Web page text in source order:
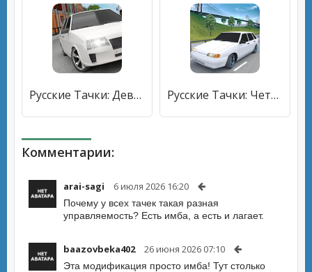
Русские Тачки: Девятка и 99 [Много монет] Русские Тачки: Четырка [Много монет]
Комментарии:
arai-sagi 6 июля 2026 16:20
Почему у всех тачек такая разная
управляемость? Есть имба, а есть и лагает.
baazovbeka402 26 июня 2026 07:10
Эта модификация просто имба! Тут столько